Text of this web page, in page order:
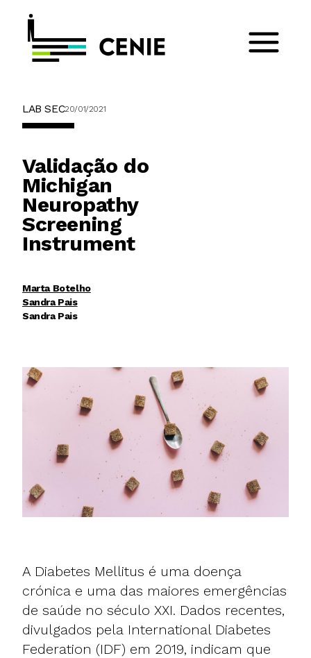
LAB SEC20/01/2021
Validação do
Michigan
Neuropathy
Screening
Instrument
Marta Botelho
Sandra Pais
Sandra Pais
A Diabetes Mellitus é uma doença
crónica e uma das maiores emergências
de saúde no século XXI. Dados recentes,
divulgados pela International Diabetes
Federation (IDF) em 2019, indicam que